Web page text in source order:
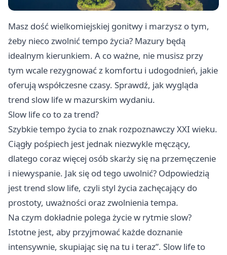
Masz dość wielkomiejskiej gonitwy i marzysz o tym,
żeby nieco zwolnić tempo życia? Mazury będą
idealnym kierunkiem. A co ważne, nie musisz przy
tym wcale rezygnować z komfortu i udogodnień, jakie
oferują współczesne czasy. Sprawdź, jak wygląda
trend slow life w mazurskim wydaniu.
Slow life co to za trend?
Szybkie tempo życia to znak rozpoznawczy XXI wieku.
Ciągły pośpiech jest jednak niezwykle męczący,
dlatego coraz więcej osób skarży się na przemęczenie
i niewyspanie. Jak się od tego uwolnić? Odpowiedzią
jest trend slow life, czyli styl życia zachęcający do
prostoty, uważności oraz zwolnienia tempa.
Na czym dokładnie polega życie w rytmie slow?
Istotne jest, aby przyjmować każde doznanie
intensywnie, skupiając się na tu i teraz”. Slow life to